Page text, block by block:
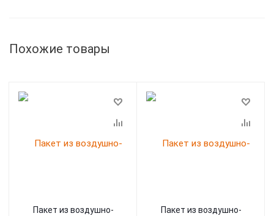
Похожие товары
Пакет из воздушно-
Пакет из воздушно-